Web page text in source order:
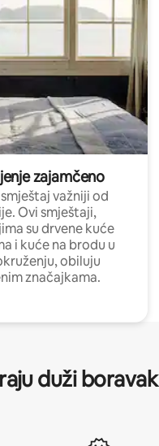
zajamčeno
važniji od
Ovi smještaji,
su drvene kuće
i kuće na brodu u
obiluju
značajkama.
duži boravak